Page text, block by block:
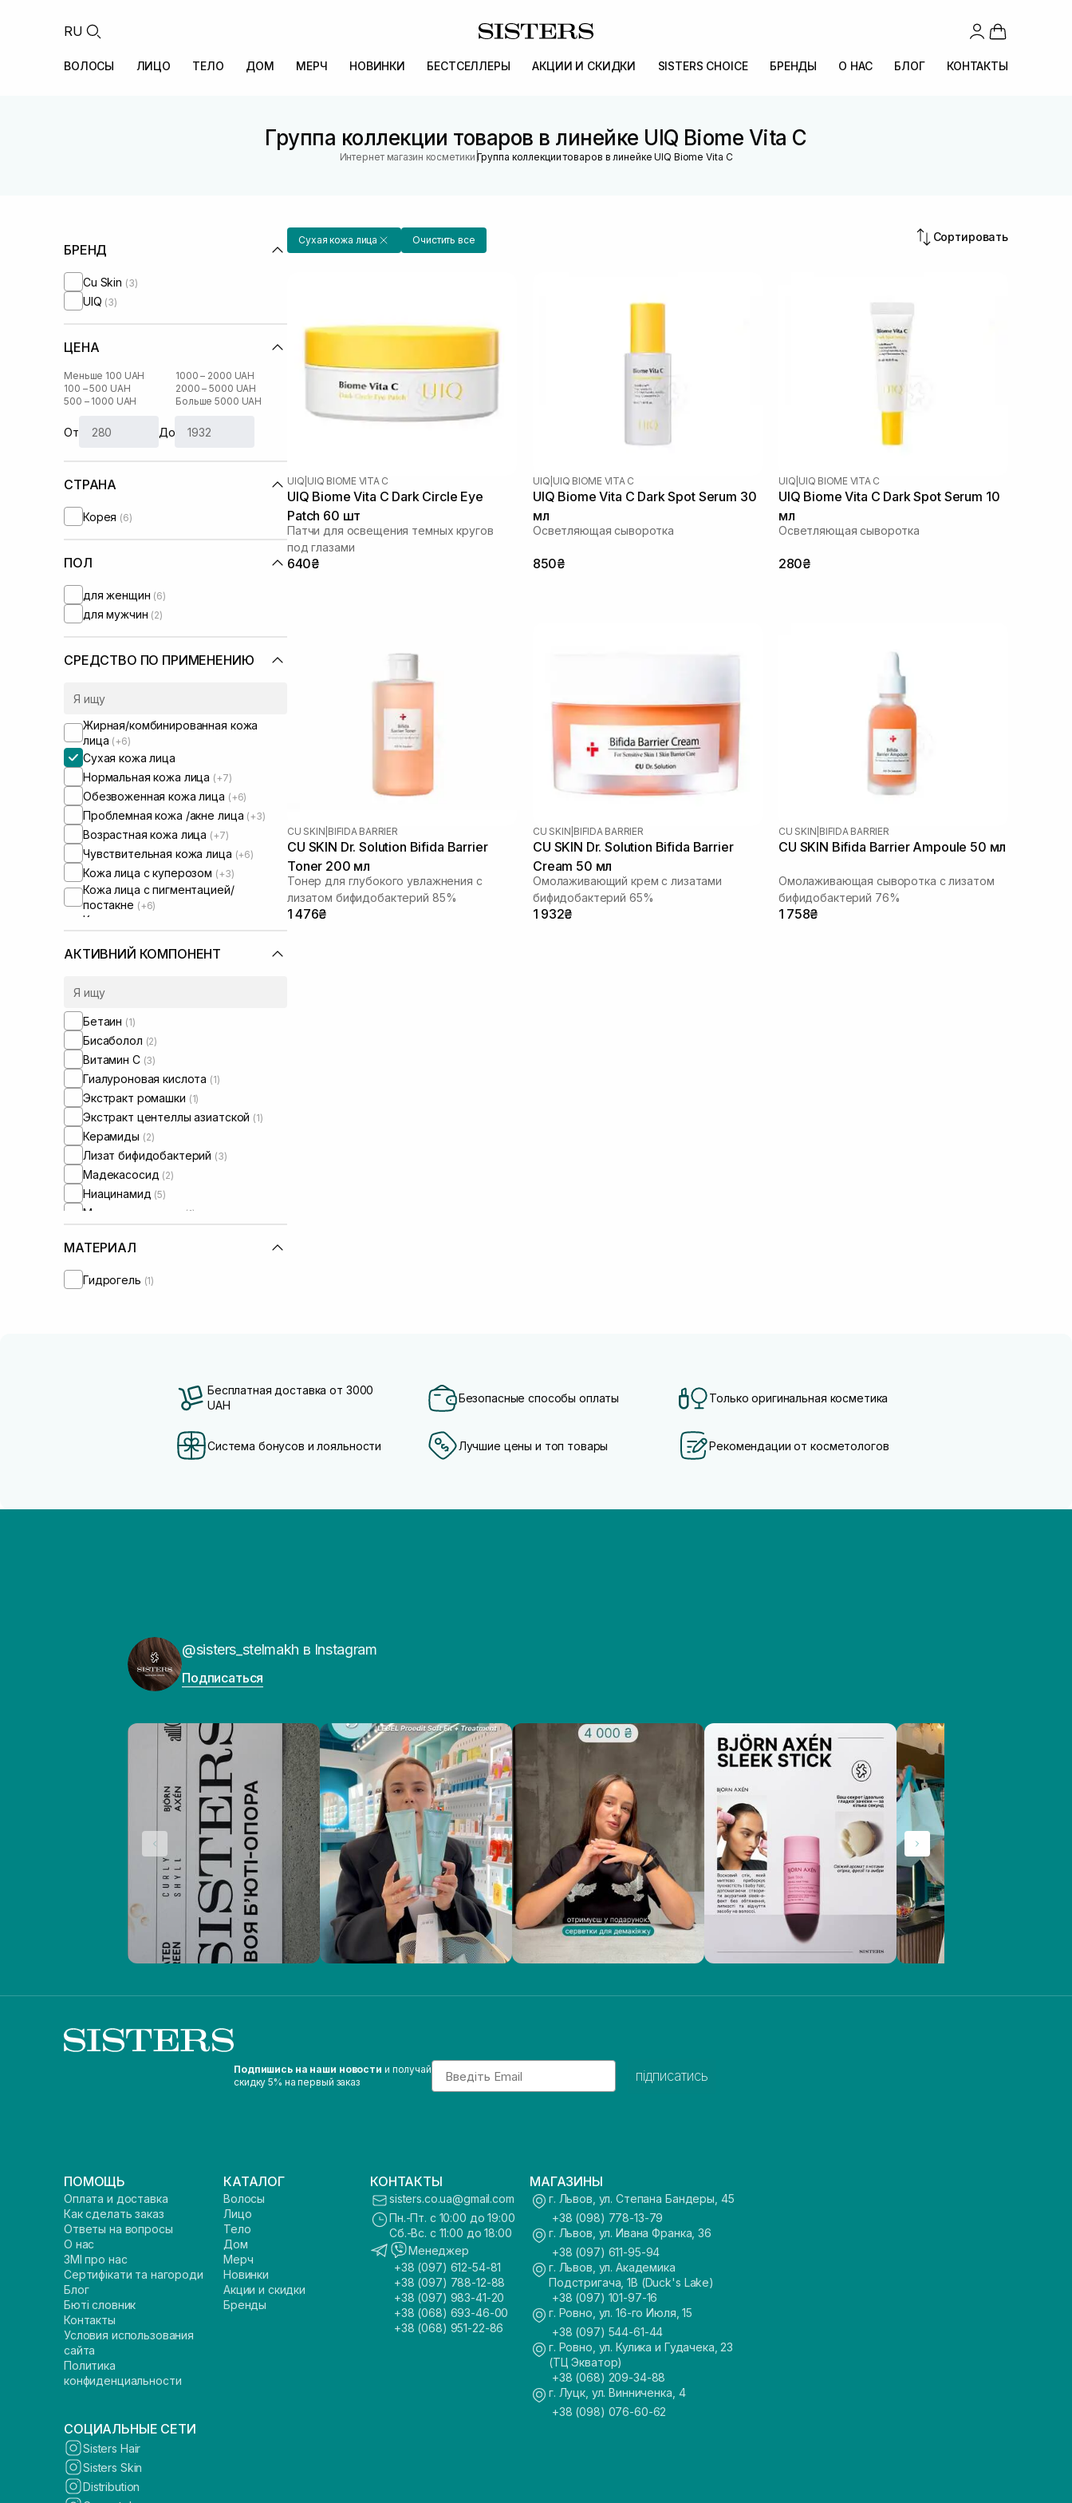
RU
ВОЛОСЫ ЛИЦО ТЕЛО ДОМ МЕРЧ НОВИНКИ БЕСТСЕЛЛЕРЫ АКЦИИ И СКИДКИ SISTERS CHOICE БРЕНДЫ О НАС БЛОГ КОНТАКТЫ
Группа коллекции товаров в линейке UIQ Biome Vita C
Интернет магазин косметики |Группа коллекции товаров в линейке UIQ Biome Vita C
БРЕНД
Cu Skin (3)
UIQ (3)
ЦЕНА
Меньше 100 UAH
100 – 500 UAH
500 – 1000 UAH
1000 – 2000 UAH
2000 – 5000 UAH
Больше 5000 UAH
От До
СТРАНА
Корея (6)
ПОЛ
для женщин (6)
для мужчин (2)
СРЕДСТВО ПО ПРИМЕНЕНИЮ
Жирная/комбинированная кожа
лица (+6)
Сухая кожа лица
Нормальная кожа лица (+7)
Обезвоженная кожа лица (+6)
Проблемная кожа /акне лица (+3)
Возрастная кожа лица (+7)
Чувствительная кожа лица (+6)
Кожа лица с куперозом (+3)
Кожа лица с пигментацией/
постакне (+6)
Кожа лица с расширенными порами
Кожа лица с нарушенным
микробиомом
АКТИВНИЙ КОМПОНЕНТ
Бетаин (1)
Бисаболол (2)
Витамин C (3)
Гиалуроновая кислота (1)
Экстракт ромашки (1)
Экстракт центеллы азиатской (1)
Керамиды (2)
Лизат бифидобактерий (3)
Мадекасосид (2)
Ниацинамид (5)
Масло макадамии (1)
Пантенол
Пребиотики
МАТЕРИАЛ
Гидрогель (1)
Сухая кожа лица Очистить все Сортировать
UIQ UIQ BIOME VITA C
UIQ Biome Vita C Dark Circle Eye
Patch 60 шт
Патчи для освещения темных кругов
под глазами
640₴
UIQ UIQ BIOME VITA C
UIQ Biome Vita C Dark Spot Serum 30
мл
Осветляющая сыворотка
850₴
UIQ UIQ BIOME VITA C
UIQ Biome Vita C Dark Spot Serum 10
мл
Осветляющая сыворотка
280₴
CU SKIN BIFIDA BARRIER
CU SKIN Dr. Solution Bifida Barrier
Toner 200 мл
Тонер для глубокого увлажнения с
лизатом бифидобактерий 85%
1 476₴
CU SKIN BIFIDA BARRIER
CU SKIN Dr. Solution Bifida Barrier
Cream 50 мл
Омолаживающий крем с лизатами
бифидобактерий 65%
1 932₴
CU SKIN BIFIDA BARRIER
CU SKIN Bifida Barrier Ampoule 50 мл
Омолаживающая сыворотка с лизатом
бифидобактерий 76%
1 758₴
Бесплатная доставка от 3000
UAH
Безопасные способы оплаты Только оригинальная косметика
Система бонусов и лояльности Лучшие цены и топ товары Рекомендации от косметологов
@sisters_stelmakh в Instagram
Подписаться
Подпишись на наши новости и получай
скидку 5% на первый заказ
Email
підписатись
ПОМОЩЬ
Оплата и доставка
Как сделать заказ
Ответы на вопросы
О нас
ЗМІ про нас
Сертифікати та нагороди
Блог
Бюті словник
Контакты
Условия использования
сайта
Политика
конфиденциальности
КАТАЛОГ
Волосы
Лицо
Тело
Дом
Мерч
Новинки
Акции и скидки
Бренды
КОНТАКТЫ
sisters.co.ua@gmail.com
Пн.-Пт. с 10:00 до 19:00
Сб.-Вс. с 11:00 до 18:00
Менеджер
+38 (097) 612-54-81
+38 (097) 788-12-88
+38 (097) 983-41-20
+38 (068) 693-46-00
+38 (068) 951-22-86
МАГАЗИНЫ
г. Львов, ул. Степана Бандеры, 45
+38 (098) 778-13-79
г. Львов, ул. Ивана Франка, 36
+38 (097) 611-95-94
г. Львов, ул. Академика
Подстригача, 1В (Duck's Lake)
+38 (097) 101-97-16
г. Ровно, ул. 16-го Июля, 15
+38 (097) 544-61-44
г. Ровно, ул. Кулика и Гудачека, 23
(ТЦ Экватор)
+38 (068) 209-34-88
г. Луцк, ул. Винниченка, 4
+38 (098) 076-60-62
СОЦИАЛЬНЫЕ СЕТИ
Sisters Hair
Sisters Skin
Distribution